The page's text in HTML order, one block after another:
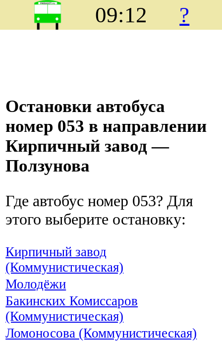
09:12 ?
Остановки автобуса
номер 053 в направлении
Кирпичный завод ―
Ползунова
Где автобус номер 053? Для
этого выберите остановку:
Кирпичный завод
(Коммунистическая)
Молодёжи
Бакинских Комиссаров
(Коммунистическая)
Ломоносова (Коммунистическая)